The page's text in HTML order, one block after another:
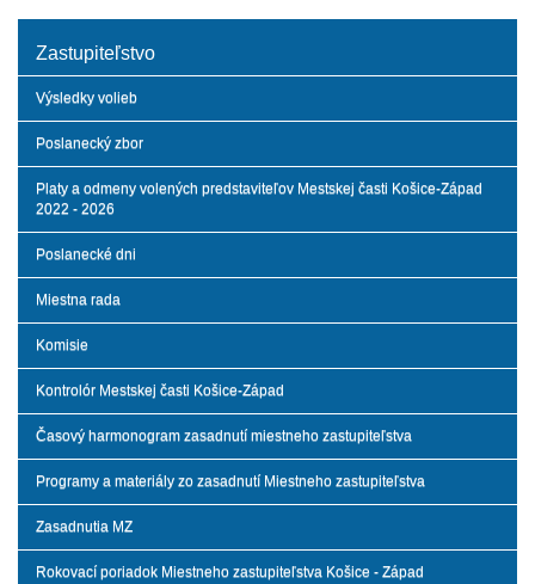
Zastupiteľstvo
Výsledky volieb
Poslanecký zbor
Platy a odmeny volených predstaviteľov Mestskej časti Košice-Západ
2022 - 2026
Poslanecké dni
Miestna rada
Komisie
Kontrolór Mestskej časti Košice-Západ
Časový harmonogram zasadnutí miestneho zastupiteľstva
Programy a materiály zo zasadnutí Miestneho zastupiteľstva
Zasadnutia MZ
Rokovací poriadok Miestneho zastupiteľstva Košice - Západ